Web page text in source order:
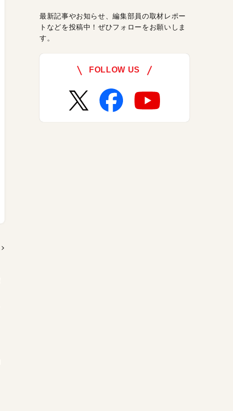
最新記事やお知らせ、編集部員の取材レポー
トなどを投稿中！ぜひフォローをお願いしま
す。
FOLLOW US